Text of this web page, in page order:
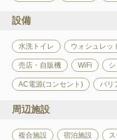
設備
水洗トイレ ウォシュレッ
売店・自販機 WiFi
AC電源(コンセント) バリ
周辺施設
複合施設 宿泊施設